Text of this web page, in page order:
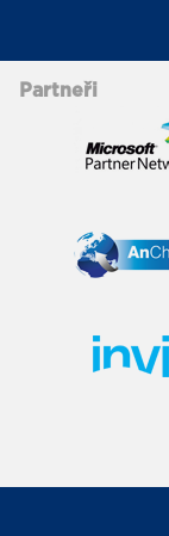
Partneři